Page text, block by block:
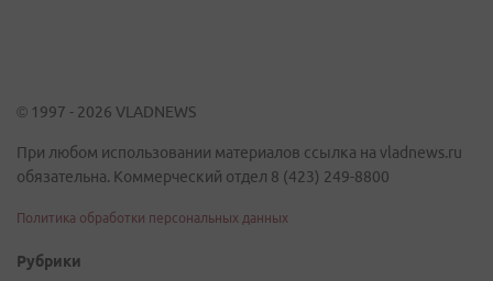
© 1997 - 2026 VLADNEWS
При любом использовании материалов ссылка на vladnews.ru
обязательна. Коммерческий отдел 8 (423) 249-8800
Политика обработки персональных данных
Рубрики